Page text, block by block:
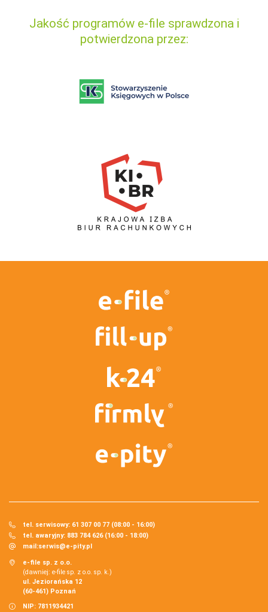
Jakość programów e-file sprawdzona i
potwierdzona przez:
tel. serwisowy: 61 307 00 77 (08:00 - 16:00)
tel. awaryjny: 883 784 626 (16:00 - 18:00)
mail:serwis@e-pity.pl
e-file sp. z o.o.
(dawniej: e-file sp. z o.o. sp. k.)
ul. Jeziorańska 12
(60-461) Poznań
NIP: 7811934421